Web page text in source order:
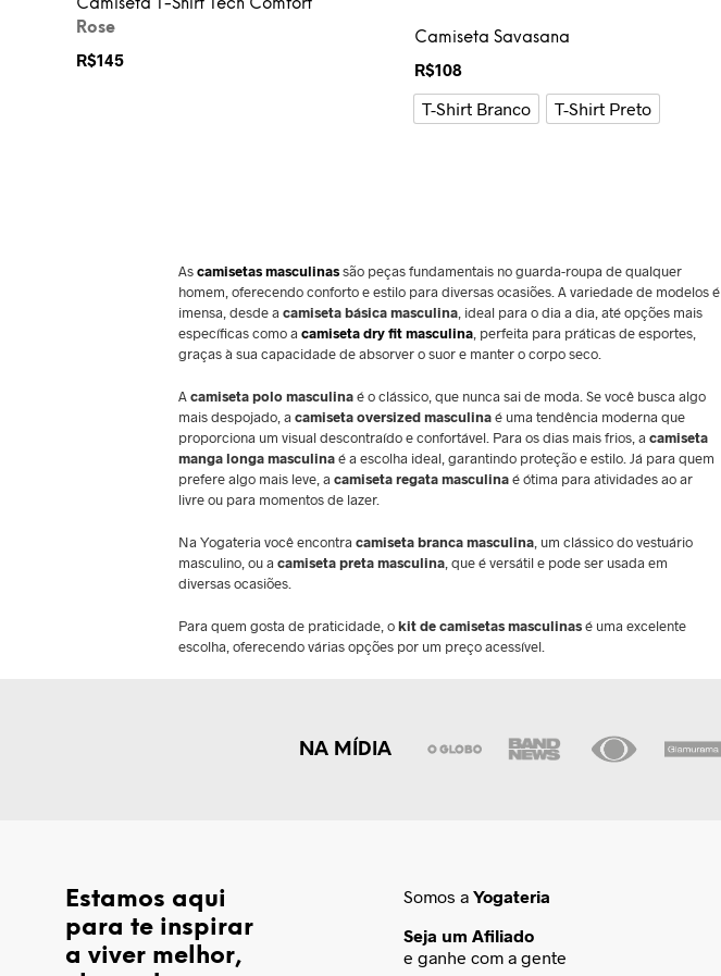
Camiseta T-Shirt Tech Comfort
Rose
R$145
Camiseta Savasana
R$108
T-Shirt Branco T-Shirt Preto
Ascamisetas masculinas são peças fundamentais no guarda-roupa de qualquer
homem, oferecendo conforto e estilo para diversas ocasiões. A variedade de modelos é
imensa, desde a camiseta básica masculina, ideal para o dia a dia, até opções mais
específicas como a camiseta dry fit masculina, perfeita para práticas de esportes,
graças à sua capacidade de absorver o suor e manter o corpo seco.
A camiseta polo masculinaé o clássico, que nunca sai de moda. Se você busca algo
mais despojado, a camiseta oversized masculinaé uma tendência moderna que
proporciona um visual descontraído e confortável. Para os dias mais frios, a camiseta
manga longa masculinaé a escolha ideal, garantindo proteção e estilo. Já para quem
prefere algo mais leve, a camiseta regata masculinaé ótima para atividades ao ar
livre ou para momentos de lazer.
Na Yogateria você encontra camiseta branca masculina, um clássico do vestuário
masculino, ou a camiseta preta masculina, que é versátil e pode ser usada em
diversas ocasiões.
Para quem gosta de praticidade, okit de camisetas masculinasé uma excelente
escolha, oferecendo várias opções por um preço acessível.
NA MÍDIA
Estamos aqui
para te inspirar
a viver melhor,
Somos a Yogateria
Seja um Afiliado
e ganhe com a gente